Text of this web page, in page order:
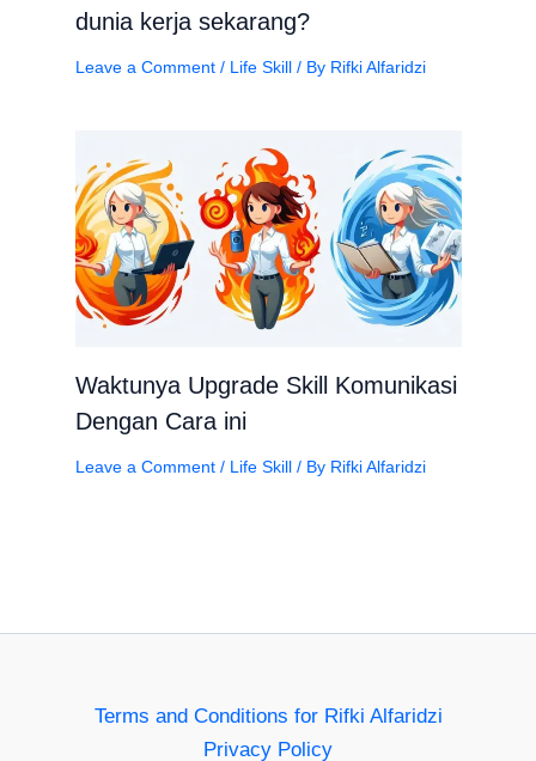
dunia kerja sekarang?
Leave a Comment / Life Skill/ By Rifki Alfaridzi
Waktunya Upgrade Skill Komunikasi
Dengan Cara ini
Leave a Comment / Life Skill/ By Rifki Alfaridzi
Terms and Conditions for Rifki Alfaridzi
Privacy Policy